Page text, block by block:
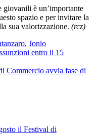
giovanili è un’importante
spazio e per invitare la
sua valorizzazione. (rcz)
, Jonio
entro il 15
Commercio avvia fase di
il Festival di